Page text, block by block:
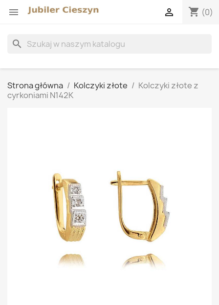
 shopping_cart (0)

search
Strona główna Kolczyki złote
Kolczyki złote z
cyrkoniami N142K